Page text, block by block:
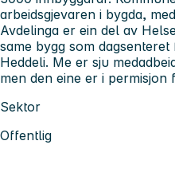
arbeidsgjevaren i bygda,
Avdelinga er ein del av
same bygg som
Heddeli. Me er sju
men den eine er i permisjon
Sektor
Offentlig